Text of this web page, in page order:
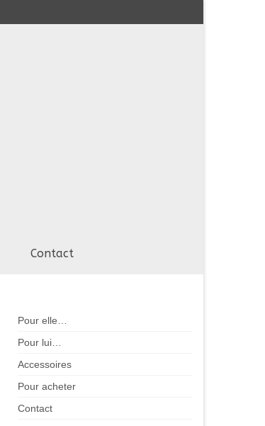
Contact
Pour elle…
Pour lui…
Accessoires
Pour acheter
Contact